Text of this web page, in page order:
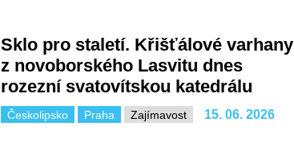
Sklo pro staletí. Křišťálové varhany
z novoborského Lasvitu dnes
rozezní svatovítskou katedrálu
Českolipsko Praha Zajímavost 15. 06. 2026